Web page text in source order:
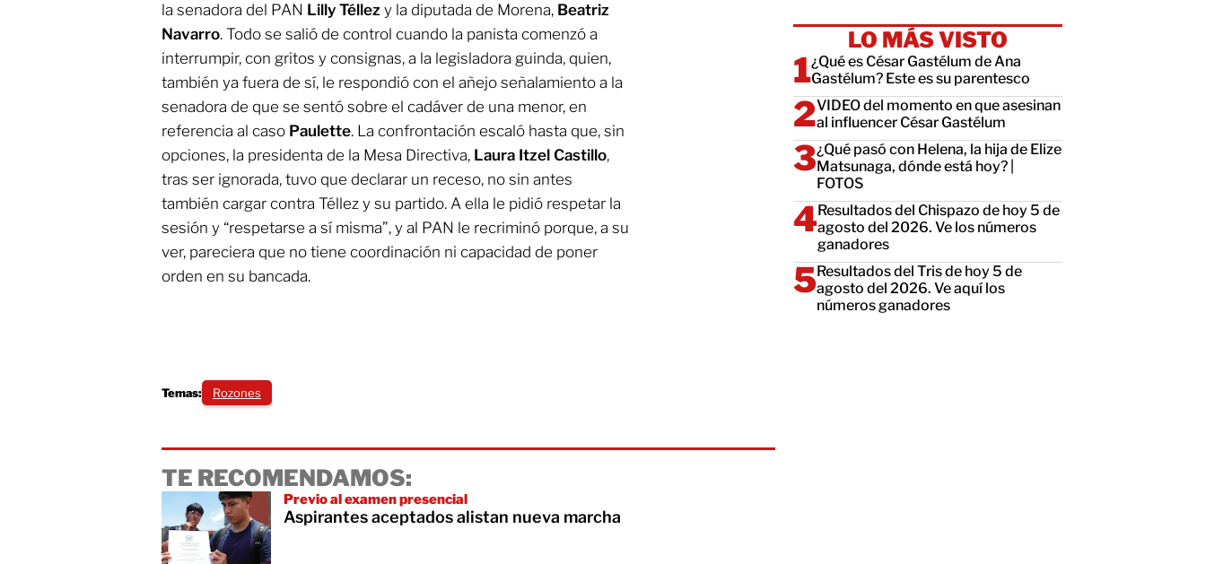
la senadora del PAN Lilly Téllez y la diputada de Morena, Beatriz
Navarro. Todo se salió de control cuando la panista comenzó a
interrumpir, con gritos y consignas, a la legisladora guinda, quien,
también ya fuera de sí, le respondió con el añejo señalamiento a la
senadora de que se sentó sobre el cadáver de una menor, en
referencia al caso Paulette. La confrontación escaló hasta que, sin
opciones, la presidenta de la Mesa Directiva, Laura Itzel Castillo,
tras ser ignorada, tuvo que declarar un receso, no sin antes
también cargar contra Téllez y su partido. A ella le pidió respetar la
sesión y “respetarse a sí misma”, y al PAN le recriminó porque, a su
ver, pareciera que no tiene coordinación ni capacidad de poner
orden en su bancada.
Temas: Rozones
TE RECOMENDAMOS:
Previo al examen presencial
Aspirantes aceptados alistan nueva marcha
LO MÁS VISTO
¿Qué es César Gastélum de Ana
Gastélum? Este es su parentesco
VIDEO del momento en que asesinan
al influencer César Gastélum
¿Qué pasó con Helena, la hija de Elize
Matsunaga, dónde está hoy? |
FOTOS
Resultados del Chispazo de hoy 5 de
agosto del 2026. Ve los números
ganadores
Resultados del Tris de hoy 5 de
agosto del 2026. Ve aquí los
números ganadores